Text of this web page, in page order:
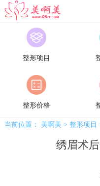
美啊美
整形项目
整形价格
当前位置： 美啊美 > 整形项目
绣眉术